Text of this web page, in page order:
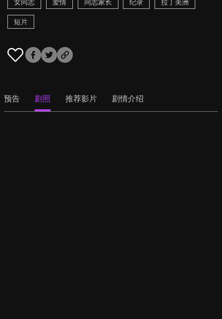
女同志
爱情 同志家长 纪录 拉丁美洲
短片
预告 剧照 推荐影片 剧情介绍